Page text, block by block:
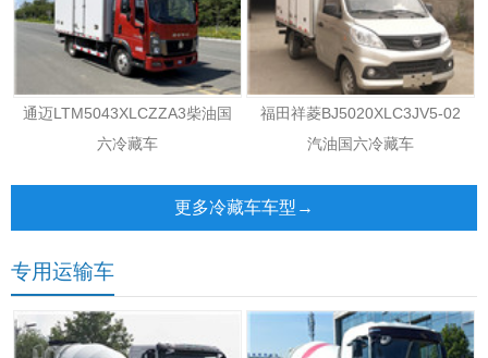
通迈LTM5043XLCZZA3柴油国
六冷藏车
福田祥菱BJ5020XLC3JV5-02
汽油国六冷藏车
更多冷藏车车型→
专用运输车